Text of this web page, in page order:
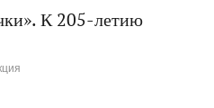
К 205-летию